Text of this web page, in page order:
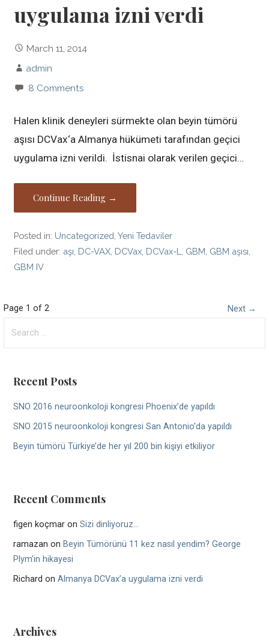
uygulama izni verdi
March 11, 2014
admin
8 Comments
Halen klinik deneyleri sürmekte olan beyin tümörü
aşısı DCVax‘a Almanya hükümeti tarafından geçici
uygulama izni verildi. İstisnai olarak verilen geçici…
Continue Reading →
Posted in: Uncategorized ,Yeni Tedaviler
Filed under: aşı DC-VAX DCVax DCVax-L GBM GBM aşısı
GBM IV
Post
navigation
Page 1 of 2 Next →
for:
Recent Posts
SNO 2016 neuroonkoloji kongresi Phoenix’de yapıldı
SNO 2015 neuroonkoloji kongresi San Antonio’da yapıldı
Beyin tümörü Türkiye’de her yıl 200 bin kişiyi etkiliyor
Recent Comments
figen koçmar onSizi dinliyoruz…
ramazan on Beyin Tümörünü 11 kez nasıl yendim? George
Plym’in hikayesi
Richard onAlmanya DCVax’a uygulama izni verdi
Archives